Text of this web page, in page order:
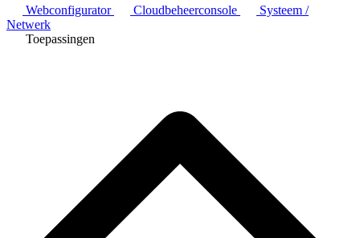
Webconfigurator Cloudbeheerconsole
Systeem /
Netwerk
Toepassingen